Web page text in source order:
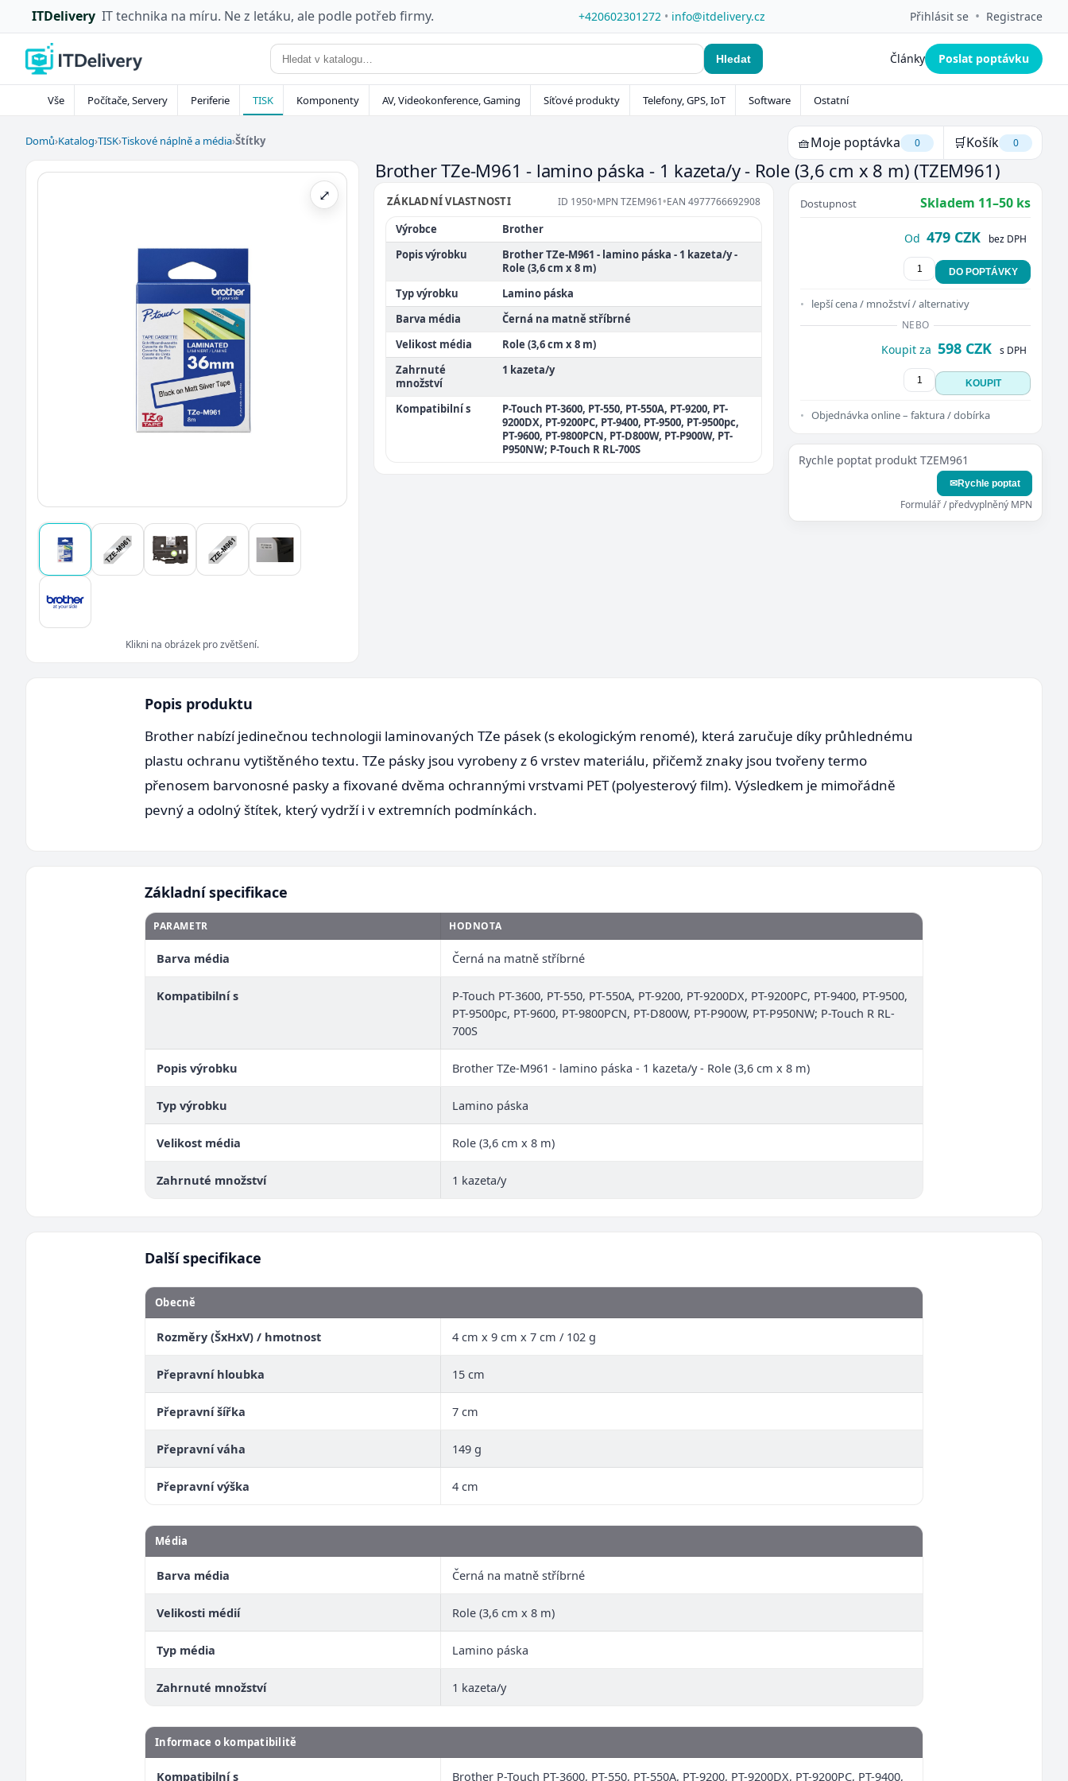
ITDelivery IT technika na míru. Ne z letáku, ale podle potřeb firmy. +420602301272 • info@itdelivery.cz Přihlásit se • Registrace
Hledat Články Poslat poptávku
Vše Počítače, Servery Periferie TISK Komponenty AV, Videokonference, Gaming Síťové produkty Telefony, GPS, IoT Software Ostatní
Domů›Katalog›TISK›Tiskové náplně a média›Štítky 🧺Moje poptávka 0 🛒Košík 0
⤢
Klikni na obrázek pro zvětšení.
Brother TZe-M961 - lamino páska - 1 kazeta/y - Role (3,6 cm x 8 m)(TZEM961)
ZÁKLADNÍ VLASTNOSTI ID 1950•MPN TZEM961•EAN 4977766692908
Výrobce
Brother
Popis výrobku
Brother TZe-M961 - lamino páska - 1 kazeta/y -
Role (3,6 cm x 8 m)
Typ výrobku
Lamino páska
Barva média
Černá na matně stříbrné
Velikost média
Role (3,6 cm x 8 m)
Zahrnuté
množství
1 kazeta/y
Kompatibilní s
P-Touch PT-3600, PT-550, PT-550A, PT-9200, PT-
9200DX, PT-9200PC, PT-9400, PT-9500, PT-9500pc,
PT-9600, PT-9800PCN, PT-D800W, PT-P900W, PT-
P950NW; P-Touch R RL-700S
Dostupnost Skladem 11–50 ks
Od 479 CZK bez DPH
DO POPTÁVKY
lepší cena / množství / alternativy
NEBO
Koupit za 598 CZK s DPH
KOUPIT
Objednávka online – faktura / dobírka
Rychle poptat produkt TZEM961
✉Rychle poptat
Formulář / předvyplněný MPN
Popis produktu
Brother nabízí jedinečnou technologii laminovaných TZe pásek (s ekologickým renomé), která zaručuje díky průhlednému
plastu ochranu vytištěného textu. TZe pásky jsou vyrobeny z 6 vrstev materiálu, přičemž znaky jsou tvořeny termo
přenosem barvonosné pasky a fixované dvěma ochrannými vrstvami PET (polyesterový film). Výsledkem je mimořádně
pevný a odolný štítek, který vydrží i v extremních podmínkách.
Základní specifikace
PARAMETR HODNOTA
Barva média Černá na matně stříbrné
Kompatibilní s
P-Touch PT-3600, PT-550, PT-550A, PT-9200, PT-9200DX, PT-9200PC, PT-9400, PT-9500,
PT-9500pc, PT-9600, PT-9800PCN, PT-D800W, PT-P900W, PT-P950NW; P-Touch R RL-
700S
Popis výrobku Brother TZe-M961 - lamino páska - 1 kazeta/y - Role (3,6 cm x 8 m)
Typ výrobku Lamino páska
Velikost média Role (3,6 cm x 8 m)
Zahrnuté množství 1 kazeta/y
Další specifikace
Obecně
Rozměry (ŠxHxV) / hmotnost 4 cm x 9 cm x 7 cm / 102 g
Přepravní hloubka 15 cm
Přepravní šířka 7 cm
Přepravní váha 149 g
Přepravní výška 4 cm
Média
Barva média Černá na matně stříbrné
Velikosti médií Role (3,6 cm x 8 m)
Typ média Lamino páska
Zahrnuté množství 1 kazeta/y
Informace o kompatibilitě
Kompatibilní s Brother P-Touch PT-3600, PT-550, PT-550A, PT-9200, PT-9200DX, PT-9200PC, PT-9400,